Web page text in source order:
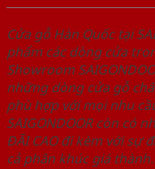
Cửa gỗ Hàn Quốc tại
phẩm các dòng cửa
Showroom
những dòng cửa gỗ
phù hợp với mọi nhu
SAIGONDOOR còn có
ĐÃI CAO đi kèm với sự
cả phân khúc giá thành.